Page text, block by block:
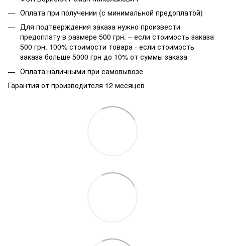
Оплата при получении (с минимальной предоплатой)
Для подтверждения заказа нужно произвести
предоплату в размере 500 грн. – если стоимость заказа
500 грн. 100% стоимости товара - если стоимость
заказа больше 5000 грн до 10% от суммы заказа
Оплата наличными при самовывозе
Гарантия от производителя 12 месяцев